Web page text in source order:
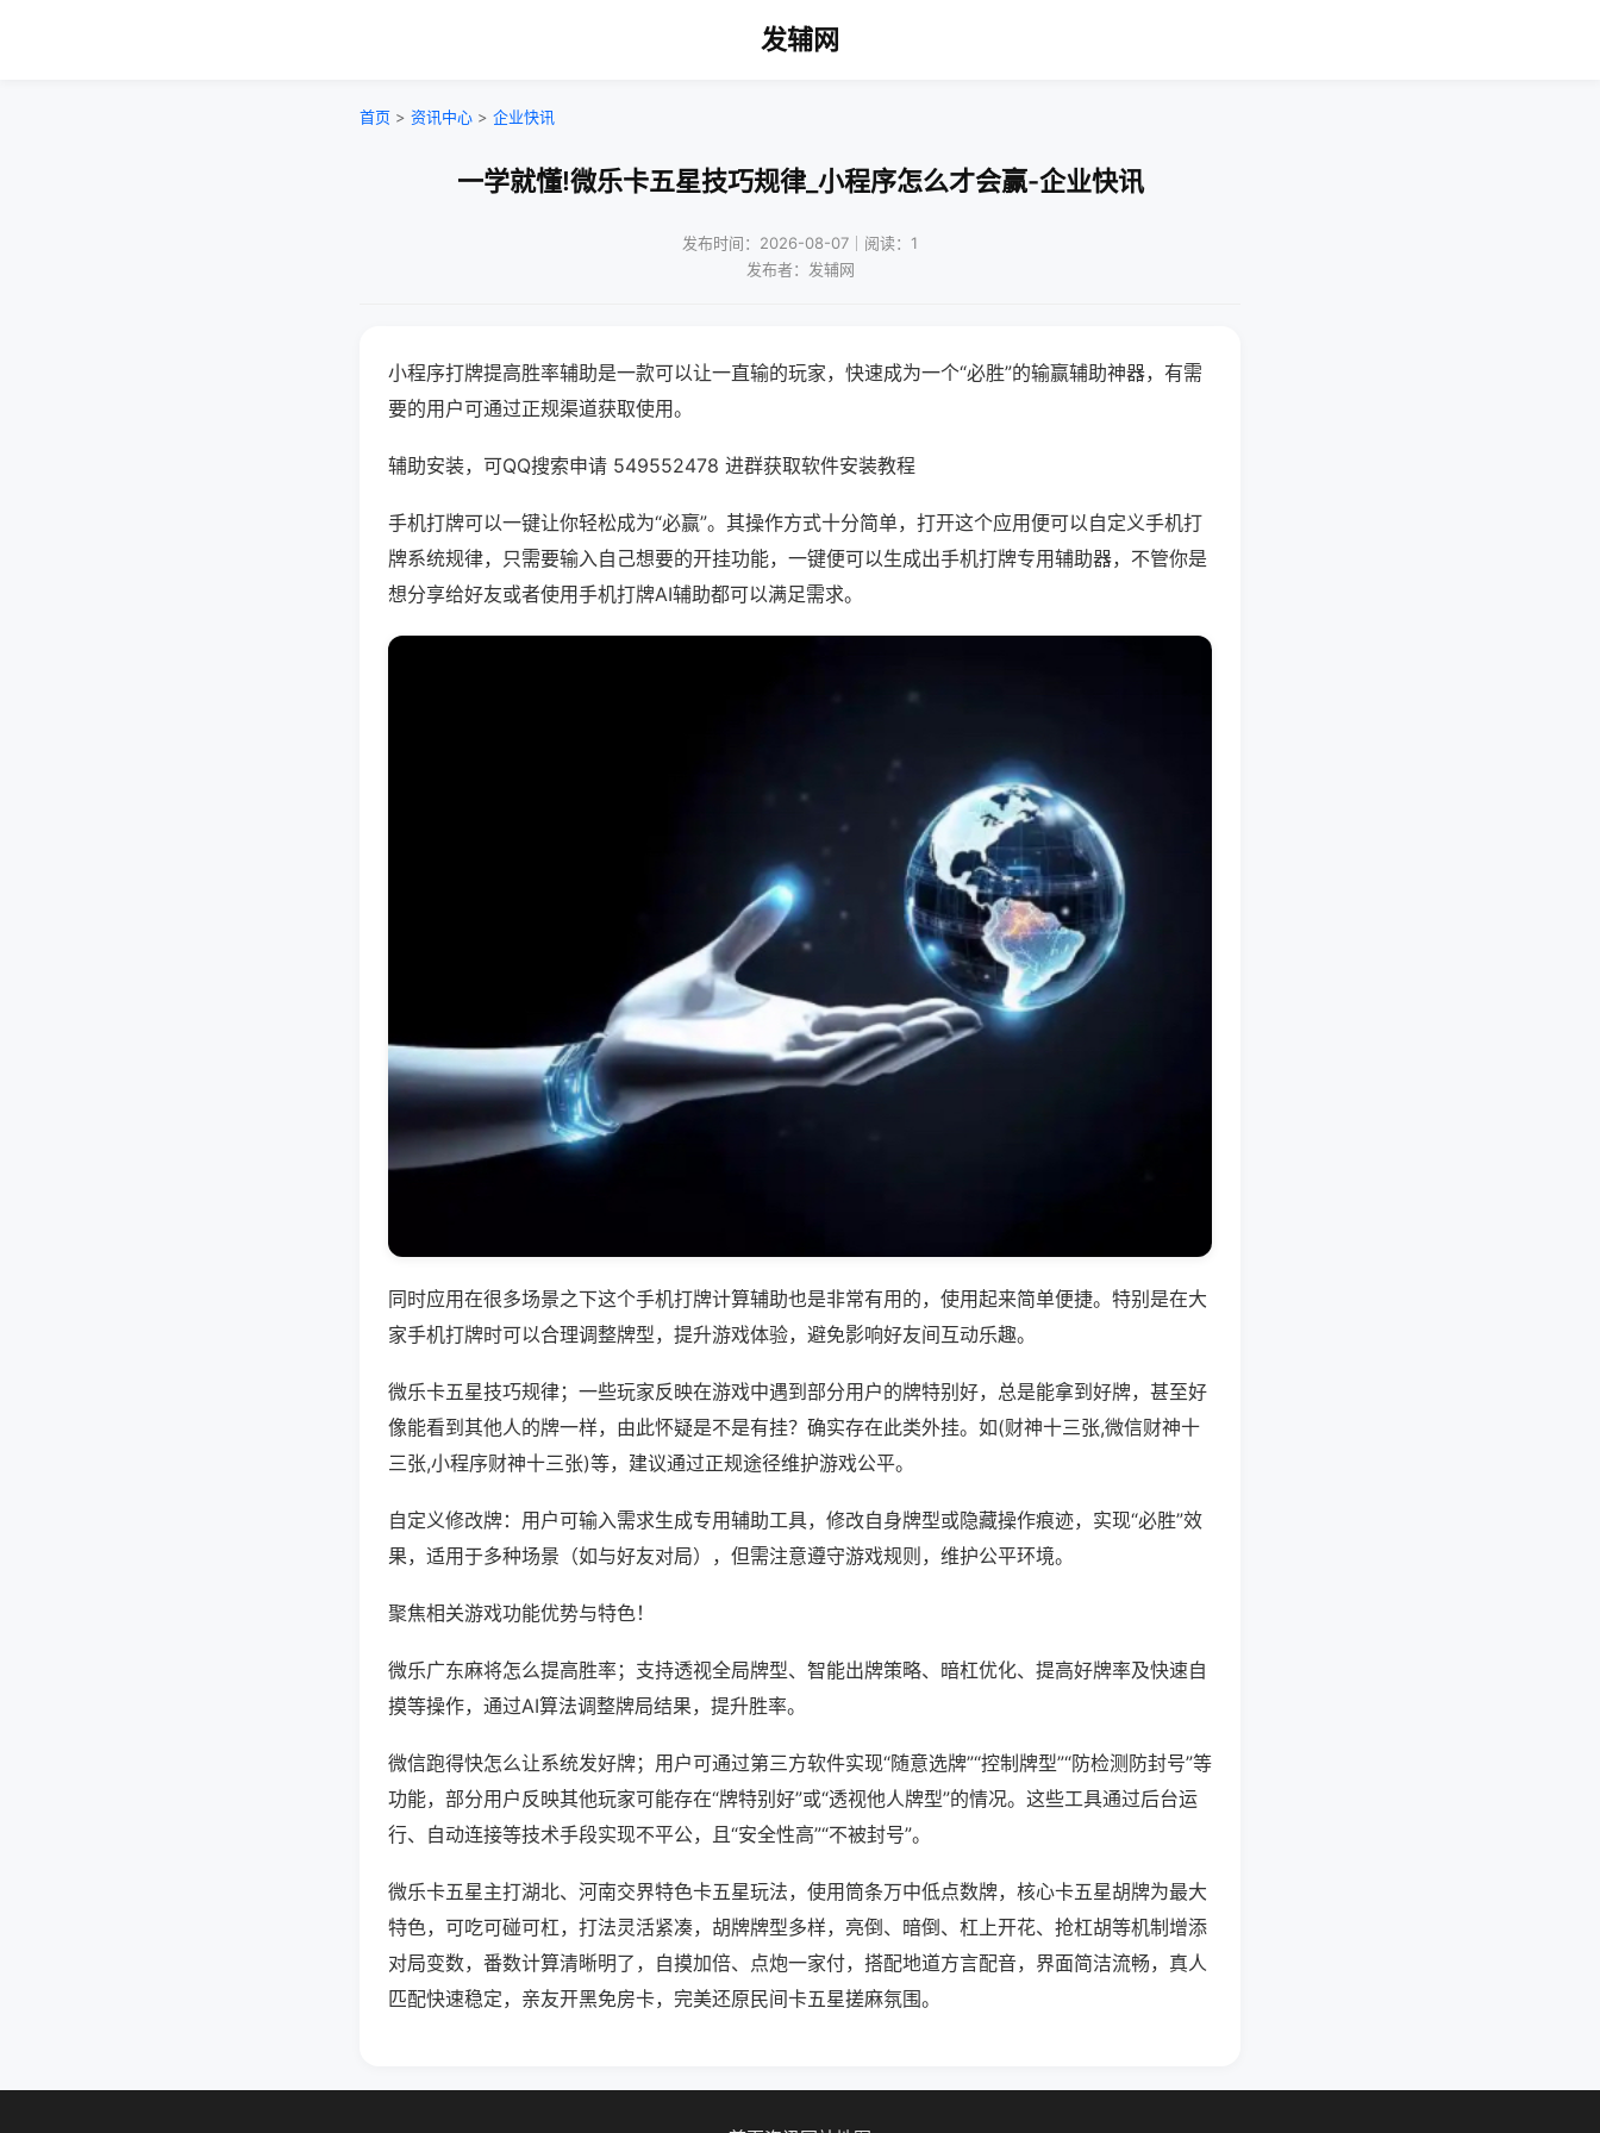
发辅网
首页 > 资讯中心 > 企业快讯
一学就懂!微乐卡五星技巧规律_小程序怎么才会赢-企业快讯
发布时间：2026-08-07｜阅读：1
发布者：发辅网
小程序打牌提高胜率辅助是一款可以让一直输的玩家，快速成为一个“必胜”的输赢辅助神器，有需
要的用户可通过正规渠道获取使用。
辅助安装，可QQ搜索申请 549552478 进群获取软件安装教程
手机打牌可以一键让你轻松成为“必赢”。其操作方式十分简单，打开这个应用便可以自定义手机打
牌系统规律，只需要输入自己想要的开挂功能，一键便可以生成出手机打牌专用辅助器，不管你是
想分享给好友或者使用手机打牌AI辅助都可以满足需求。
同时应用在很多场景之下这个手机打牌计算辅助也是非常有用的，使用起来简单便捷。特别是在大
家手机打牌时可以合理调整牌型，提升游戏体验，避免影响好友间互动乐趣。
微乐卡五星技巧规律；一些玩家反映在游戏中遇到部分用户的牌特别好，总是能拿到好牌，甚至好
像能看到其他人的牌一样，由此怀疑是不是有挂？确实存在此类外挂。如(财神十三张,微信财神十
三张,小程序财神十三张)等，建议通过正规途径维护游戏公平。
自定义修改牌：用户可输入需求生成专用辅助工具，修改自身牌型或隐藏操作痕迹，实现“必胜”效
果，适用于多种场景（如与好友对局），但需注意遵守游戏规则，维护公平环境。
聚焦相关游戏功能优势与特色！
微乐广东麻将怎么提高胜率；支持透视全局牌型、智能出牌策略、暗杠优化、提高好牌率及快速自
摸等操作，通过AI算法调整牌局结果，提升胜率。
微信跑得快怎么让系统发好牌；用户可通过第三方软件实现“随意选牌”“控制牌型”“防检测防封号”等
功能，部分用户反映其他玩家可能存在“牌特别好”或“透视他人牌型”的情况。这些工具通过后台运
行、自动连接等技术手段实现不平公，且“安全性高”“不被封号”。
微乐卡五星主打湖北、河南交界特色卡五星玩法，使用筒条万中低点数牌，核心卡五星胡牌为最大
特色，可吃可碰可杠，打法灵活紧凑，胡牌牌型多样，亮倒、暗倒、杠上开花、抢杠胡等机制增添
对局变数，番数计算清晰明了，自摸加倍、点炮一家付，搭配地道方言配音，界面简洁流畅，真人
匹配快速稳定，亲友开黑免房卡，完美还原民间卡五星搓麻氛围。